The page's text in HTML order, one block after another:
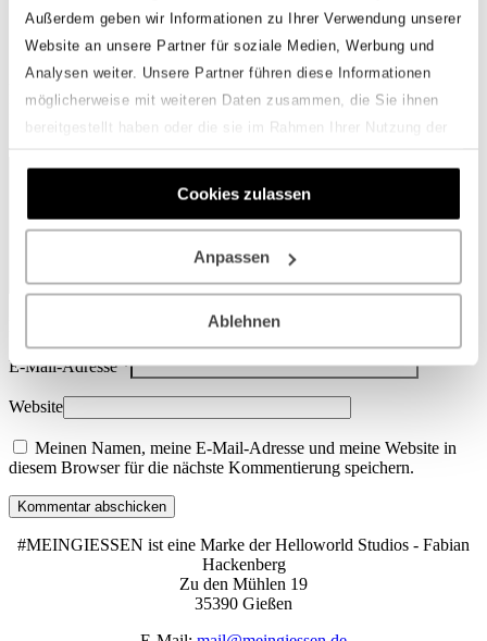
Außerdem geben wir Informationen zu Ihrer Verwendung unserer
Website an unsere Partner für soziale Medien, Werbung und
Analysen weiter. Unsere Partner führen diese Informationen
möglicherweise mit weiteren Daten zusammen, die Sie ihnen
bereitgestellt haben oder die sie im Rahmen Ihrer Nutzung der
Cookies zulassen
Anpassen
Ablehnen
Schreibe einen Kommentar
Deine E-Mail-Adresse wird nicht veröffentlicht. Erforderliche
Felder sind mit*markiert
E-Mail-Adresse*
Website
Meinen Namen, meine E-Mail-Adresse und meine Website in
diesem Browser für die nächste Kommentierung speichern.
Kommentar abschicken
#MEINGIESSEN ist eine Marke der Helloworld Studios - Fabian
Hackenberg
Zu den Mühlen 19
35390 Gießen